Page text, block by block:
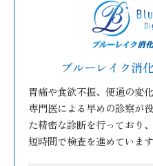
ブルーレイク消
胃痛や食欲不振、便通の変
専門医による早めの診察が
た精密な診断を行っており
短時間で検査を進めています